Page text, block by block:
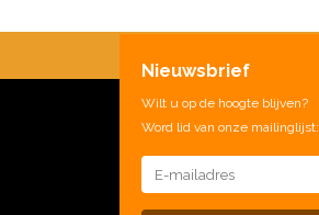
Nieuwsbrief
Wilt u op de hoogte blijven?
Word lid van onze mailinglijst: